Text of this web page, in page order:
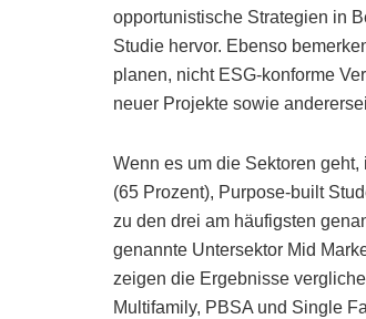
opportunistische Strategien in
Studie hervor. Ebenso
planen, nicht ESG-konforme
neuer Projekte sowie
Wenn es um die Sektoren
(65 Prozent), Purpose-built
zu den drei am häufigsten
genannte Untersektor Mid
zeigen die Ergebnisse
Multifamily, PBSA und Single